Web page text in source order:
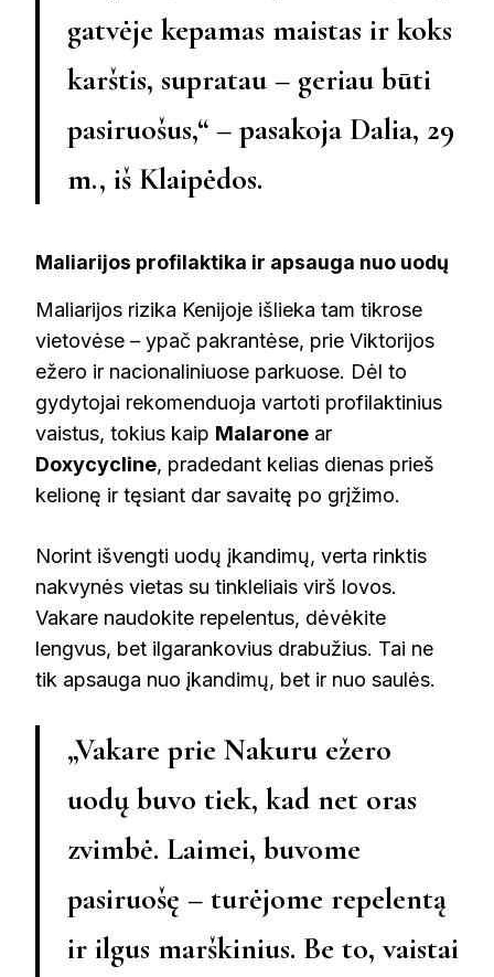
gatvėje kepamas maistas ir koks
karštis, supratau – geriau būti
pasiruošus,“ – pasakoja Dalia, 29
m., iš Klaipėdos.
Maliarijos profilaktika ir apsauga nuo uodų
Maliarijos rizika Kenijoje išlieka tam tikrose
vietovėse – ypač pakrantėse, prie Viktorijos
ežero ir nacionaliniuose parkuose. Dėl to
gydytojai rekomenduoja vartoti profilaktinius
vaistus, tokius kaip Malarone ar
Doxycycline, pradedant kelias dienas prieš
kelionę ir tęsiant dar savaitę po grįžimo.
Norint išvengti uodų įkandimų, verta rinktis
nakvynės vietas su tinkleliais virš lovos.
Vakare naudokite repelentus, dėvėkite
lengvus, bet ilgarankovius drabužius. Tai ne
tik apsauga nuo įkandimų, bet ir nuo saulės.
„Vakare prie Nakuru ežero
uodų buvo tiek, kad net oras
zvimbė. Laimei, buvome
pasiruošę – turėjome repelentą
ir ilgus marškinius. Be to, vaistai